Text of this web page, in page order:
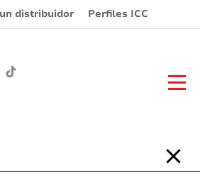
distribuidor Perfiles ICC